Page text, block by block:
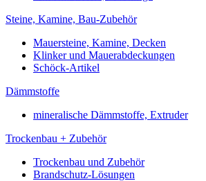
Steine, Kamine, Bau-Zubehör
Mauersteine, Kamine, Decken
Klinker und Mauerabdeckungen
Schöck-Artikel
Dämmstoffe
mineralische Dämmstoffe, Extruder
Trockenbau + Zubehör
Trockenbau und Zubehör
Brandschutz-Lösungen